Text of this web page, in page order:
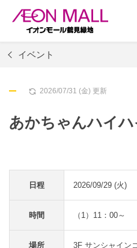
イベント
2026/07/31 (金) 更新
あかちゃんハイ
日程 2026/09/29 (火)
時間 （1）11：00～
場所 3F サンシャイン